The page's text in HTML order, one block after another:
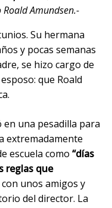
Amundsen.-
Su hermana
y pocas semanas
se hizo cargo de
que Roald
en una pesadilla para
extremadamente
escuela como “días
reglas que
unos amigos y
del director. La